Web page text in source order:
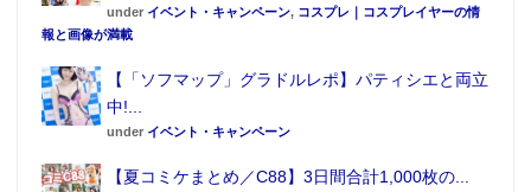
under イベント・キャンペーン, コスプレ｜コスプレイヤーの情
報と画像が満載
【「ソフマップ」グラドルレポ】パティシエと両立
中!...
under イベント・キャンペーン
【夏コミケまとめ／C88】3日間合計1,000枚の...